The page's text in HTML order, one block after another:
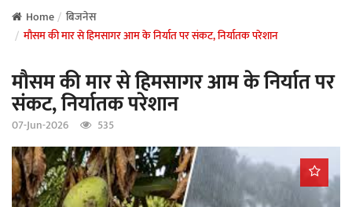
a
v
g
a
t
o
n
Home
बिजनेस
मौसम की मार से हिमसागर आम के निर्यात पर संकट, निर्यातक परेशान
मौसम की मार से हिमसागर आम के निर्यात पर
संकट, निर्यातक परेशान
07-Jun-2026 535